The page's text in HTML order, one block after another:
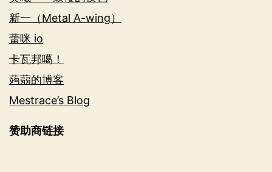
新一（Metal A-wing）
蕾咪 io
卡瓦邦噶！
蒟蒻的博客
Mestrace’s Blog
赞助商链接